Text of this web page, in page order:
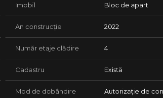
Imobil Bloc de apart.
An construcție 2022
Număr etaje clădire 4
Cadastru Există
Mod de dobândire Autorizație de